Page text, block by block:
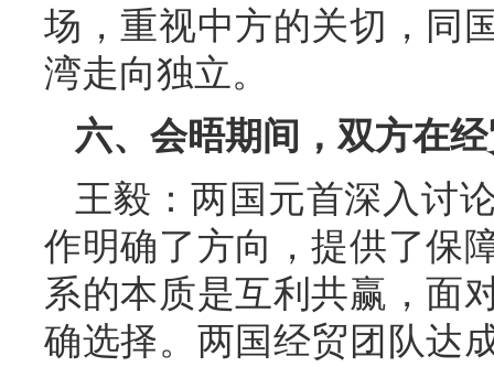
场，重视中方的关切，同
湾走向独立。
六、会晤期间，双方在
王毅：两国元首深入讨
作明确了方向，提供了保
系的本质是互利共赢，面
确选择。两国经贸团队达